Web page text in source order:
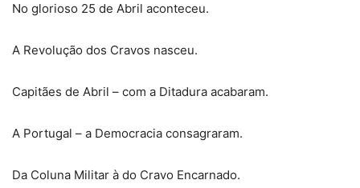
No glorioso 25 de Abril aconteceu.
A Revolução dos Cravos nasceu.
Capitães de Abril – com a Ditadura acabaram.
A Portugal – a Democracia consagraram.
Da Coluna Militar à do Cravo Encarnado.